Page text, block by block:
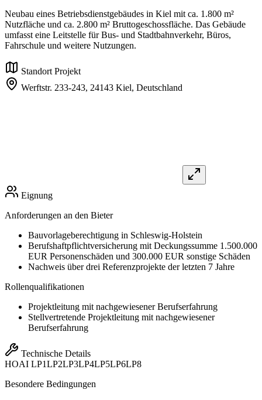
Neubau eines Betriebsdienstgebäudes in Kiel mit ca. 1.800 m²
Nutzfläche und ca. 2.800 m² Bruttogeschossfläche. Das Gebäude
umfasst eine Leitstelle für Bus- und Stadtbahnverkehr, Büros,
Fahrschule und weitere Nutzungen.
Standort Projekt
Werftstr. 233-243, 24143 Kiel, Deutschland
Eignung
Anforderungen an den Bieter
Bauvorlageberechtigung in Schleswig-Holstein
Berufshaftpflichtversicherung mit Deckungssumme 1.500.000
EUR Personenschäden und 300.000 EUR sonstige Schäden
Nachweis über drei Referenzprojekte der letzten 7 Jahre
Rollenqualifikationen
Projektleitung mit nachgewiesener Berufserfahrung
Stellvertretende Projektleitung mit nachgewiesener
Berufserfahrung
Technische Details
HOAI LP1LP2LP3LP4LP5LP6LP8
Besondere Bedingungen